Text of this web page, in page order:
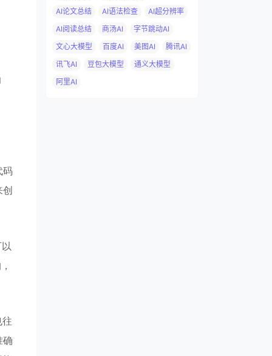
码
确
AI论文总结
AI语法检查
AI超分辨率
AI阅读总结
商汤AI
字节跳动AI
文心大模型
百度AI 美图AI
腾讯AI
讯飞AI
豆包大模型
通义大模型
阿里AI